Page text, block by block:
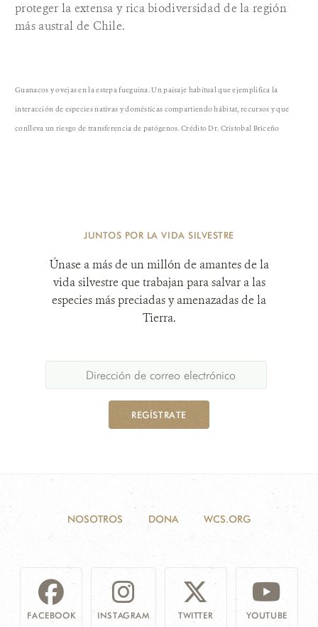
proteger la extensa y rica biodiversidad de la región
más austral de Chile.
Guanacos y ovejas en la estepa fueguina. Un paisaje habitual que ejemplifica la
interacción de especies nativas y domésticas compartiendo hábitat, recursos y que
conlleva un riesgo de transferencia de patógenos. Crédito Dr. Cristobal Briceño
JUNTOS POR LA VIDA SILVESTRE
Únase a más de un millón de amantes de la
vida silvestre que trabajan para salvar a las
especies más preciadas y amenazadas de la
Tierra.
REGÍSTRATE
NOSOTROS DONA WCS.ORG
FACEBOOK INSTAGRAM TWITTER YOUTUBE